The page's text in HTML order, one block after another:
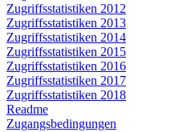
Zugriffsstatistiken 2012
Zugriffsstatistiken 2013
Zugriffsstatistiken 2014
Zugriffsstatistiken 2015
Zugriffsstatistiken 2016
Zugriffsstatistiken 2017
Zugriffsstatistiken 2018
Readme
Zugangsbedingungen